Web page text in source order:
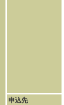
申込先